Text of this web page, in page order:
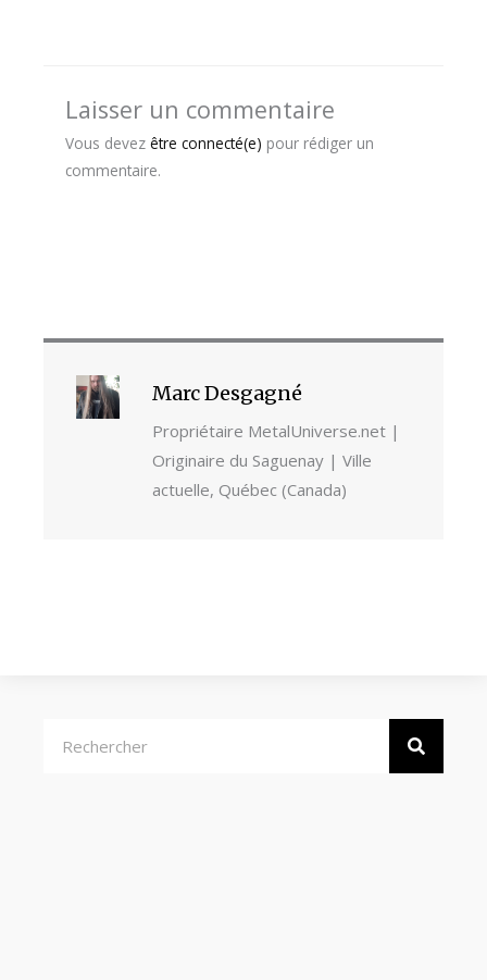
Laisser un commentaire
Vous devez être connecté(e) pour rédiger un
commentaire.
Marc Desgagné
Propriétaire MetalUniverse.net |
Originaire du Saguenay | Ville
actuelle, Québec (Canada)